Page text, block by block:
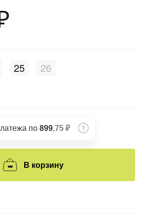
25 26
по 899,75 ₽
В корзину
plait.ru